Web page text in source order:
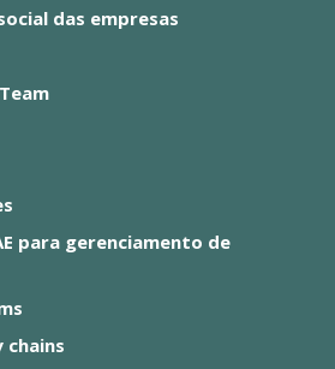
das empresas
para gerenciamento de
chains